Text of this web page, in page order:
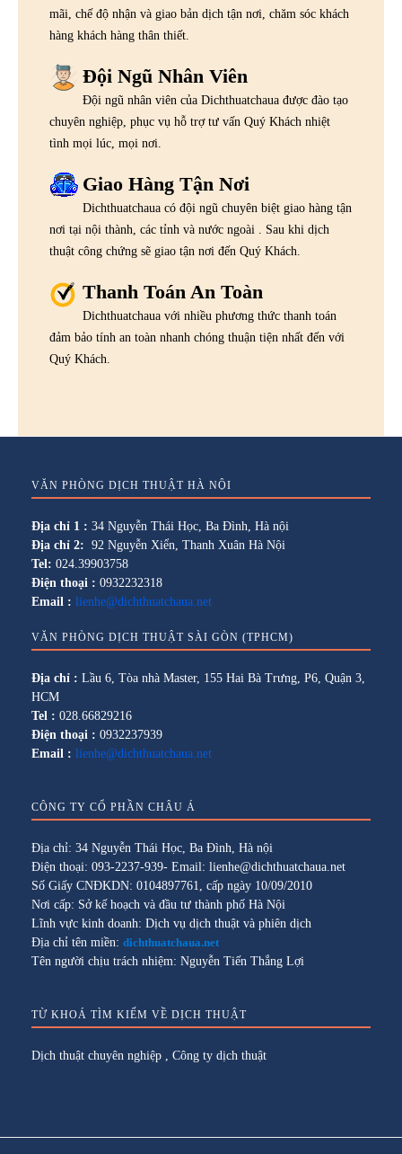
mãi, chế độ nhận và giao bản dịch tận nơi, chăm sóc khách
hàng khách hàng thân thiết.
Đội Ngũ Nhân Viên
Đội ngũ nhân viên của Dichthuatchaua được đào tạo
chuyên nghiệp, phục vụ hỗ trợ tư vấn Quý Khách nhiệt
tình mọi lúc, mọi nơi.
Giao Hàng Tận Nơi
Dichthuatchaua có đội ngũ chuyên biệt giao hàng tận
nơi tại nội thành, các tỉnh và nước ngoài . Sau khi dịch
thuật công chứng sẽ giao tận nơi đến Quý Khách.
Thanh Toán An Toàn
Dichthuatchaua với nhiều phương thức thanh toán
đảm bảo tính an toàn nhanh chóng thuận tiện nhất đến với
Quý Khách.
VĂN PHÒNG DỊCH THUẬT HÀ NỘI
Địa chỉ 1 : 34 Nguyễn Thái Học, Ba Đình, Hà nội
Địa chỉ 2: 92 Nguyễn Xiển, Thanh Xuân Hà Nội
Tel: 024.39903758
Điện thoại : 0932232318
Email : lienhe@dichthuatchaua.net
VĂN PHÒNG DỊCH THUẬT SÀI GÒN (TPHCM)
Địa chỉ : Lầu 6, Tòa nhà Master, 155 Hai Bà Trưng, P6, Quận 3,
HCM
Tel : 028.66829216
Điện thoại : 0932237939
Email : lienhe@dichthuatchaua.net
CÔNG TY CỔ PHẦN CHÂU Á
Địa chỉ: 34 Nguyễn Thái Học, Ba Đình, Hà nội
Điện thoại: 093-2237-939- Email: lienhe@dichthuatchaua.net
Số Giấy CNĐKDN: 0104897761, cấp ngày 10/09/2010
Nơi cấp: Sở kế hoạch và đầu tư thành phố Hà Nội
Lĩnh vực kinh doanh: Dịch vụ dịch thuật và phiên dịch
Địa chỉ tên miền: dichthuatchaua.net
Tên người chịu trách nhiệm: Nguyễn Tiến Thắng Lợi
TỪ KHOÁ TÌM KIẾM VỀ DỊCH THUẬT
Dịch thuật chuyên nghiệp Công ty dịch thuật